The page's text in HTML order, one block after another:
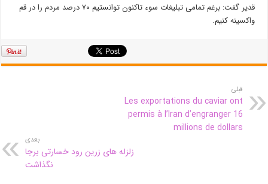
قدیر گفت: برغم تمامی تبلیغات سوء تاکنون توانستیم ۷۰ درصد مردم را در قم
واکسینه کنیم.
قبلی
Les exportations du caviar ont
permis à l’Iran d’engranger 16
millions de dollars
بعدی
زلزله های زرین رود خسارتی برجا
نگذاشت